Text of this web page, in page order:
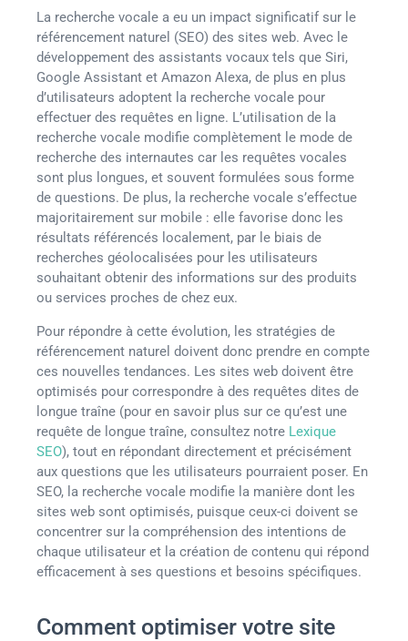
La recherche vocale a eu un impact significatif sur le
référencement naturel (SEO) des sites web. Avec le
développement des assistants vocaux tels que Siri,
Google Assistant et Amazon Alexa, de plus en plus
d’utilisateurs adoptent la recherche vocale pour
effectuer des requêtes en ligne. L’utilisation de la
recherche vocale modifie complètement le mode de
recherche des internautes car les requêtes vocales
sont plus longues, et souvent formulées sous forme
de questions. De plus, la recherche vocale s’effectue
majoritairement sur mobile : elle favorise donc les
résultats référencés localement, par le biais de
recherches géolocalisées pour les utilisateurs
souhaitant obtenir des informations sur des produits
ou services proches de chez eux.
Pour répondre à cette évolution, les stratégies de
référencement naturel doivent donc prendre en compte
ces nouvelles tendances. Les sites web doivent être
optimisés pour correspondre à des requêtes dites de
longue traîne (pour en savoir plus sur ce qu’est une
requête de longue traîne, consultez notre Lexique
SEO), tout en répondant directement et précisément
aux questions que les utilisateurs pourraient poser. En
SEO, la recherche vocale modifie la manière dont les
sites web sont optimisés, puisque ceux-ci doivent se
concentrer sur la compréhension des intentions de
chaque utilisateur et la création de contenu qui répond
efficacement à ses questions et besoins spécifiques.
Comment optimiser votre site